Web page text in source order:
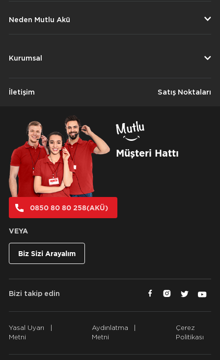
Neden Mutlu Akü
Kurumsal
İletişim Satış Noktaları
Müşteri Hattı
0850 80 80 258(AKÜ)
VEYA
Biz Sizi Arayalım
Bizi takip edin
Yasal Uyarı
Metni
Aydınlatma
Metni
Çerez
Politikası